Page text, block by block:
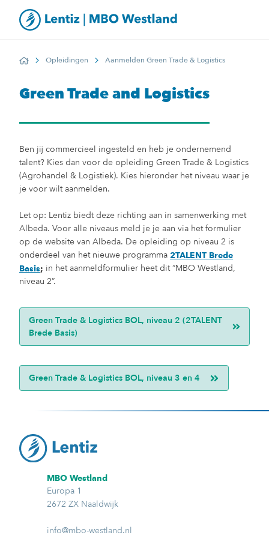
HomeOpleidingen Aanmelden Green Trade & Logistics
Green Trade and Logistics
Ben jij commercieel ingesteld en heb je ondernemend
talent? Kies dan voor de opleiding Green Trade & Logistics
(Agrohandel & Logistiek). Kies hieronder het niveau waar je
je voor wilt aanmelden.
Let op: Lentiz biedt deze richting aan in samenwerking met
Albeda. Voor alle niveaus meld je je aan via het formulier
op de website van Albeda. De opleiding op niveau 2 is
onderdeel van het nieuwe programma 2TALENT Brede
Basis; in het aanmeldformulier heet dit “MBO Westland,
niveau 2”.
Green Trade & Logistics BOL, niveau 2 (2TALENT
Brede Basis)
Green Trade & Logistics BOL, niveau 3 en 4
MBO Westland
Europa 1
2672 ZX Naaldwijk
info@mbo-westland.nl